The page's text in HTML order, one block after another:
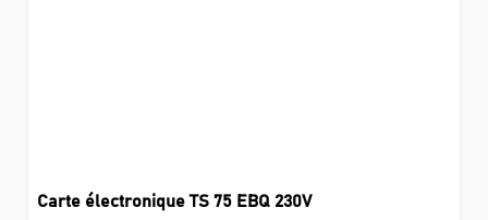
Carte électronique TS 75 EBQ 230V